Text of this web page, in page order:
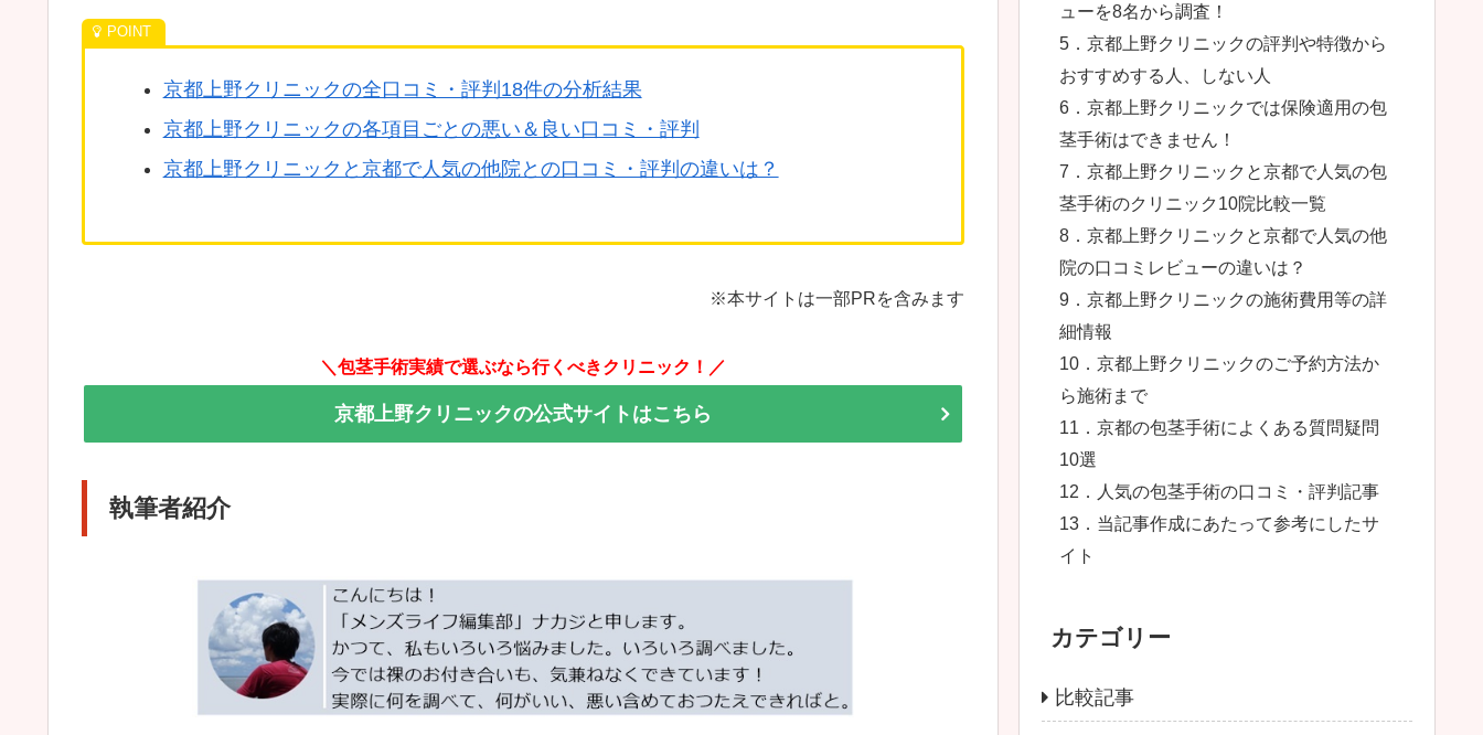
京都上野クリニックの全口コミ・評判18件の分析結果
京都上野クリニックの各項目ごとの悪い＆良い口コミ・評判
京都上野クリニックと京都で人気の他院との口コミ・評判の違いは？
※本サイトは一部PRを含みます
＼包茎手術実績で選ぶなら行くべきクリニック！／
京都上野クリニックの公式サイトはこちら
執筆者紹介
ューを8名から調査！
5．京都上野クリニックの評判や特徴から
おすすめする人、しない人
6．京都上野クリニックでは保険適用の包
茎手術はできません！
7．京都上野クリニックと京都で人気の包
茎手術のクリニック10院比較一覧
8．京都上野クリニックと京都で人気の他
院の口コミレビューの違いは？
9．京都上野クリニックの施術費用等の詳
細情報
10．京都上野クリニックのご予約方法か
ら施術まで
11．京都の包茎手術によくある質問疑問
10選
12．人気の包茎手術の口コミ・評判記事
13．当記事作成にあたって参考にしたサ
イト
カテゴリー
比較記事